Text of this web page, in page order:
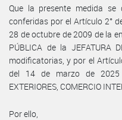
Que la presente medida
conferidas por el Artículo 2°
28 de octubre de 2009 de la
PÚBLICA de la JEFATURA
modificatorias, y por el
del 14 de marzo de 2025
EXTERIORES, COMERCIO
Por ello,